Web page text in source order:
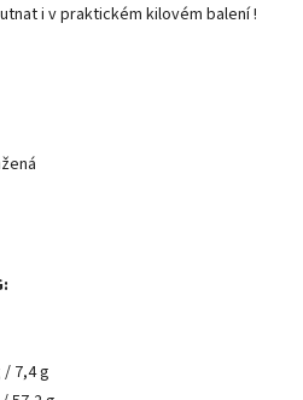
i v praktickém kilovém balení !
7,4 g